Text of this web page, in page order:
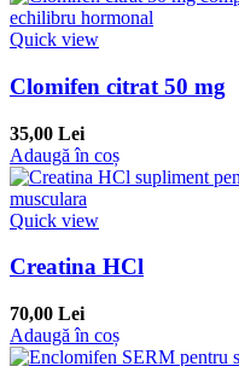
Quick view
Clomifen citrat 50 mg
35,00 Lei
Adaugă în coș
Quick view
Creatina HCl
70,00 Lei
Adaugă în coș